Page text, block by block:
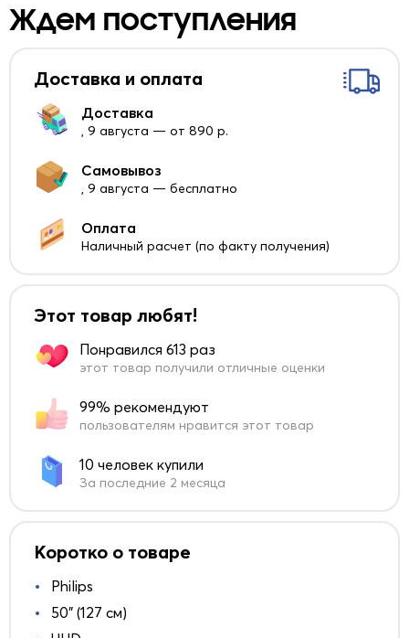
Ждем поступления
Доставка и оплата
Доставка
, 9 августа — от 890 р.
Самовывоз
, 9 августа — бесплатно
Оплата
Наличный расчет (по факту получения)
Этот товар любят!
Понравился 613 раз
этот товар получили отличные оценки
99% рекомендуют
пользователям нравится этот товар
10 человек купили
За последние 2 месяца
Коротко о товаре
Philips
50" (127 см)